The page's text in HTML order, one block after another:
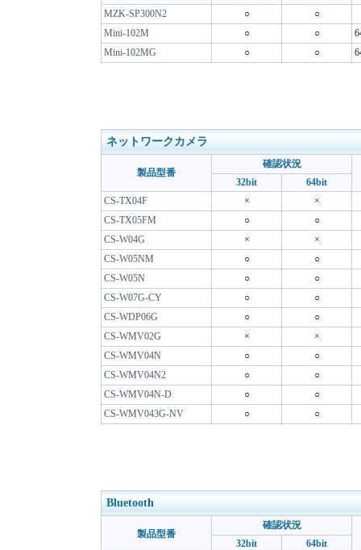
MZK-SP300N2
○
○
Mini-102M
○ ○
Mini-102MG
○ ○
ネットワークカメラ
製品型番
確認状況
32bit
64bit
CS-TX04F
×
×
CS-TX05FM
○
○
CS-W04G
×
×
CS-W05NM
○
○
CS-W05N
○
○
CS-W07G-CY
○
○
CS-WDP06G
○
○
CS-WMV02G
×
×
CS-WMV04N
○
○
CS-WMV04N2
○
○
CS-WMV04N-D
○
○
CS-WMV043G-NV
○ ○
Bluetooth
製品型番
確認状況
32bit
64bit